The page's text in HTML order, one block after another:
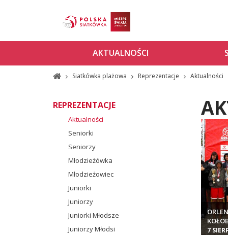
AKTUALNOŚCI
Siatkówka plażowa Reprezentacje Aktualności
REPREZENTACJE
Aktualności
Seniorki
Seniorzy
Młodzieżówka
Młodzieżowiec
Juniorki
Juniorzy
Juniorki Młodsze
Juniorzy Młodsi
7